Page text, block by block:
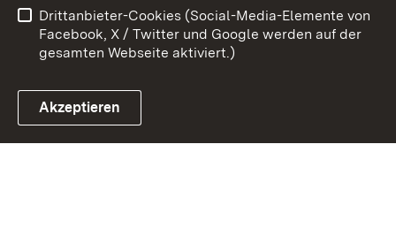
Link zum Landesportal
Impressum
Cookies
Drittanbieter-Cookies (Social-Media-Elemente von
Facebook, X / Twitter und Google werden auf der
gesamten Webseite aktiviert.)
Akzeptieren